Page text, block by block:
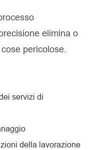
elimina o
pericolose.
servizi di
della lavorazione